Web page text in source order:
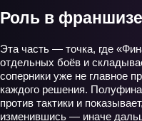
Роль в франшизе
Эта часть — точка, где
отдельных боёв и
соперники уже не главное
каждого решения.
против тактики и
изменившись — иначе